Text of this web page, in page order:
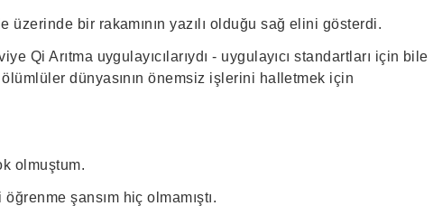
üzerinde bir rakamının yazılı olduğu sağ elini gösterdi.
Qi Arıtma uygulayıcılarıydı - uygulayıcı standartları için bile
dünyasının önemsiz işlerini halletmek için
olmuştum.
şansım hiç olmamıştı.